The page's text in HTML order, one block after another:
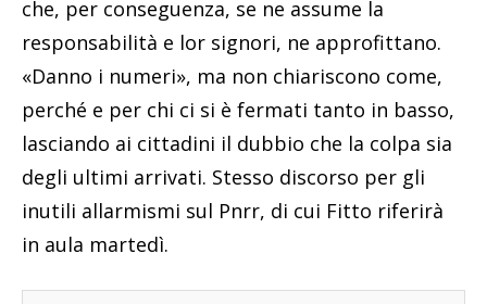
che, per conseguenza, se ne assume la
responsabilità e lor signori, ne approfittano.
«Danno i numeri», ma non chiariscono come,
perché e per chi ci si è fermati tanto in basso,
lasciando ai cittadini il dubbio che la colpa sia
degli ultimi arrivati. Stesso discorso per gli
inutili allarmismi sul Pnrr, di cui Fitto riferirà
in aula martedì.